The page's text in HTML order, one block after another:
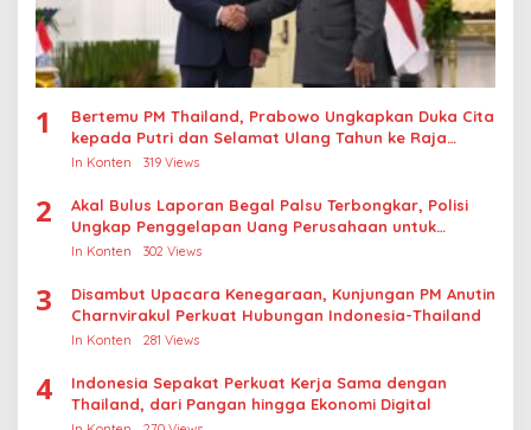
1
Bertemu PM Thailand, Prabowo Ungkapkan Duka Cita
kepada Putri dan Selamat Ulang Tahun ke Raja
Thailand
In Konten 319 Views
2
Akal Bulus Laporan Begal Palsu Terbongkar, Polisi
Ungkap Penggelapan Uang Perusahaan untuk
Crypto
In Konten 302 Views
3
Disambut Upacara Kenegaraan, Kunjungan PM Anutin
Charnvirakul Perkuat Hubungan Indonesia-Thailand
In Konten 281 Views
4
Indonesia Sepakat Perkuat Kerja Sama dengan
Thailand, dari Pangan hingga Ekonomi Digital